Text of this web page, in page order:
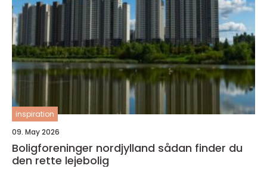
inspiration
09. May 2026
Boligforeninger nordjylland sådan finder du
den rette lejebolig